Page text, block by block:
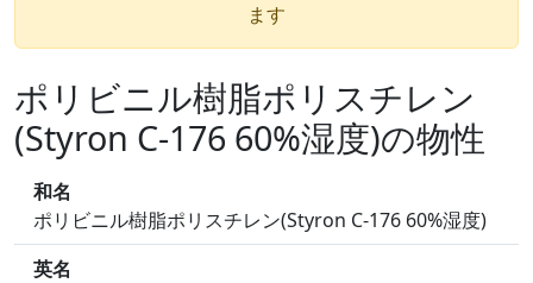
ます
ポリビニル樹脂ポリスチレン
(Styron C-176 60%湿度)の物性
和名
ポリビニル樹脂ポリスチレン(Styron C-176 60%湿度)
英名